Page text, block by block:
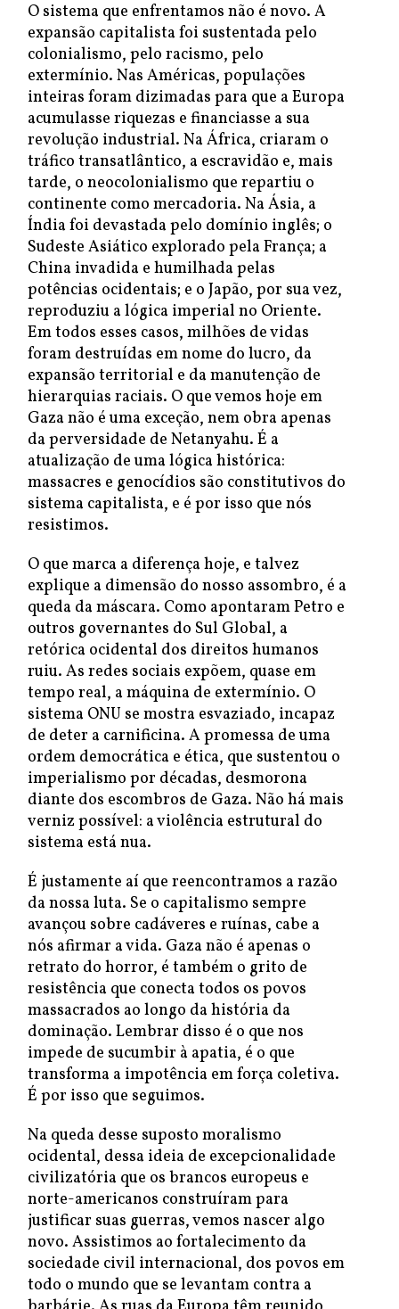
O sistema que enfrentamos não é novo. A
expansão capitalista foi sustentada pelo
colonialismo, pelo racismo, pelo
extermínio. Nas Américas, populações
inteiras foram dizimadas para que a Europa
acumulasse riquezas e financiasse a sua
revolução industrial. Na África, criaram o
tráfico transatlântico, a escravidão e, mais
tarde, o neocolonialismo que repartiu o
continente como mercadoria. Na Ásia, a
Índia foi devastada pelo domínio inglês; o
Sudeste Asiático explorado pela França; a
China invadida e humilhada pelas
potências ocidentais; e o Japão, por sua vez,
reproduziu a lógica imperial no Oriente.
Em todos esses casos, milhões de vidas
foram destruídas em nome do lucro, da
expansão territorial e da manutenção de
hierarquias raciais. O que vemos hoje em
Gaza não é uma exceção, nem obra apenas
da perversidade de Netanyahu. É a
atualização de uma lógica histórica:
massacres e genocídios são constitutivos do
sistema capitalista, e é por isso que nós
resistimos.
O que marca a diferença hoje, e talvez
explique a dimensão do nosso assombro, é a
queda da máscara. Como apontaram Petro e
outros governantes do Sul Global, a
retórica ocidental dos direitos humanos
ruiu. As redes sociais expõem, quase em
tempo real, a máquina de extermínio. O
sistema ONU se mostra esvaziado, incapaz
de deter a carnificina. A promessa de uma
ordem democrática e ética, que sustentou o
imperialismo por décadas, desmorona
diante dos escombros de Gaza. Não há mais
verniz possível: a violência estrutural do
sistema está nua.
É justamente aí que reencontramos a razão
da nossa luta. Se o capitalismo sempre
avançou sobre cadáveres e ruínas, cabe a
nós afirmar a vida. Gaza não é apenas o
retrato do horror, é também o grito de
resistência que conecta todos os povos
massacrados ao longo da história da
dominação. Lembrar disso é o que nos
impede de sucumbir à apatia, é o que
transforma a impotência em força coletiva.
É por isso que seguimos.
Na queda desse suposto moralismo
ocidental, dessa ideia de excepcionalidade
civilizatória que os brancos europeus e
norte-americanos construíram para
justificar suas guerras, vemos nascer algo
novo. Assistimos ao fortalecimento da
sociedade civil internacional, dos povos em
todo o mundo que se levantam contra a